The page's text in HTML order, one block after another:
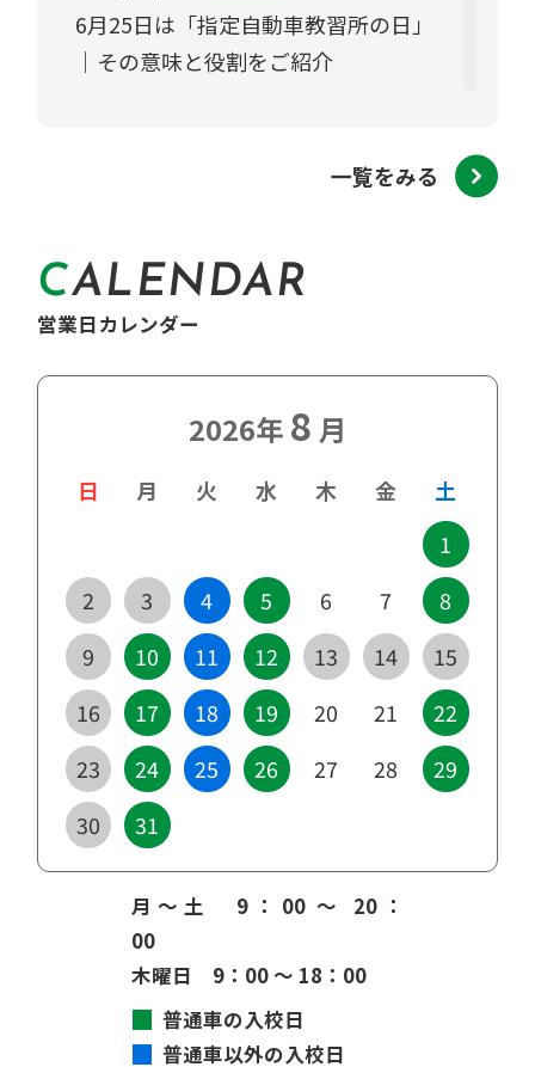
6月25日は「指定自動車教習所の日」
｜その意味と役割をご紹介
2026/01/20
【メディア出演】クローバーTVさんに
て当校の高齢者講習が特集されまし
た！
つばめタクシーグループさんのYouTu
2025/12/16
バス予約締切り時間変更について
2025/11/18
本人確認書類変更について
2025/04/08
教習料金改定のお知らせ
事務手数料の改正について
一覧をみる